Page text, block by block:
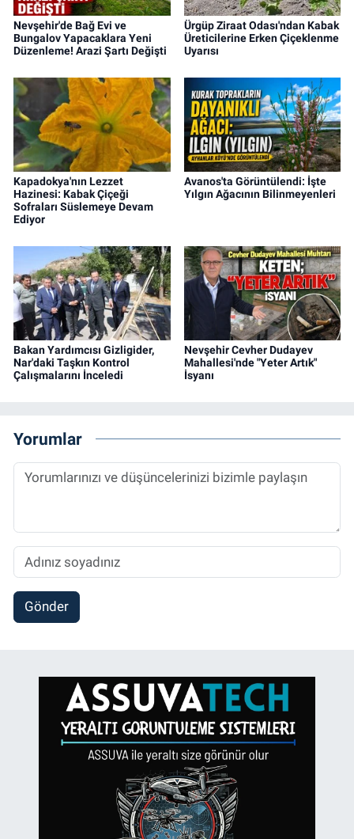
Nevşehir'de Bağ Evi ve
Bungalov Yapacaklara Yeni
Düzenleme! Arazi Şartı Değişti
Ürgüp Ziraat Odası'ndan Kabak
Üreticilerine Erken Çiçeklenme
Uyarısı
Kapadokya'nın Lezzet
Hazinesi: Kabak Çiçeği
Sofraları Süslemeye Devam
Ediyor
Avanos'ta Görüntülendi: İşte
Yılgın Ağacının Bilinmeyenleri
Bakan Yardımcısı Gizligider,
Nar'daki Taşkın Kontrol
Çalışmalarını İnceledi
Nevşehir Cevher Dudayev
Mahallesi'nde "Yeter Artık"
İsyanı
Yorumlar
Gönder